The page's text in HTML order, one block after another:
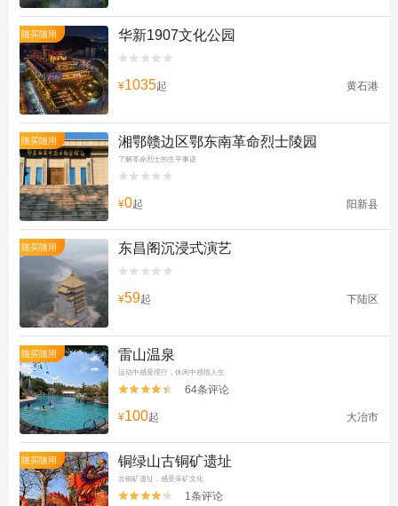
随买随用 华新1907文化公园


¥1035起 黄石港
随买随用 湘鄂赣边区鄂东南革命烈士陵园
了解革命烈士的生平事迹


¥0起 阳新县
随买随用 东昌阁沉浸式演艺


¥59起 下陆区
随买随用 雷山温泉
运动中感受理疗，休闲中感悟人生

 64条评论
¥100起 大冶市
随买随用 铜绿山古铜矿遗址
古铜矿遗址，感受采矿文化

 1条评论